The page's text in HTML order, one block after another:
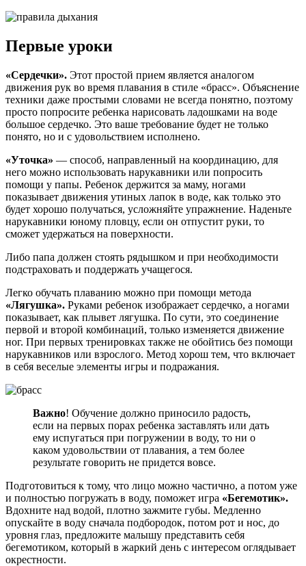
Первые уроки
«Сердечки». Этот простой прием является аналогом
движения рук во время плавания в стиле «брасс». Объяснение
техники даже простыми словами не всегда понятно, поэтому
просто попросите ребенка нарисовать ладошками на воде
большое сердечко. Это ваше требование будет не только
понято, но и с удовольствием исполнено.
«Уточка» — способ, направленный на координацию, для
него можно использовать нарукавники или попросить
помощи у папы. Ребенок держится за маму, ногами
показывает движения утиных лапок в воде, как только это
будет хорошо получаться, усложняйте упражнение. Наденьте
нарукавники юному пловцу, если он отпустит руки, то
сможет удержаться на поверхности.
Либо папа должен стоять рядышком и при необходимости
подстраховать и поддержать учащегося.
Легко обучать плаванию можно при помощи метода
«Лягушка». Руками ребенок изображает сердечко, а ногами
показывает, как плывет лягушка. По сути, это соединение
первой и второй комбинаций, только изменяется движение
ног. При первых тренировках также не обойтись без помощи
нарукавников или взрослого. Метод хорош тем, что включает
в себя веселые элементы игры и подражания.
Важно! Обучение должно приносило радость,
если на первых порах ребенка заставлять или дать
ему испугаться при погружении в воду, то ни о
каком удовольствии от плавания, а тем более
результате говорить не придется вовсе.
Подготовиться к тому, что лицо можно частично, а потом уже
и полностью погружать в воду, поможет игра «Бегемотик».
Вдохните над водой, плотно зажмите губы. Медленно
опускайте в воду сначала подбородок, потом рот и нос, до
уровня глаз, предложите малышу представить себя
бегемотиком, который в жаркий день с интересом оглядывает
окрестности.